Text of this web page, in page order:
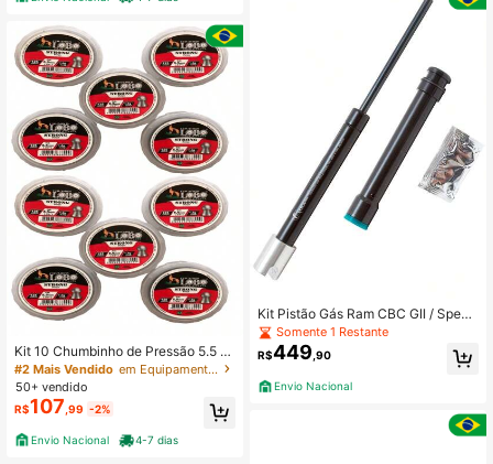
Kit 10 Chumbinho de Pressão 5.5 m
m Strong Lobo
#2 Mais Vendido
em Equipamentos e acessórios de caça
50+ vendido
R$107 ,99 -2%
Envio Nacional 4-7 dias
Kit Pistão Gás Ram CBC GII / Speci
al 55kg
Somente 1 Restante
R$449 ,90
Envio Nacional